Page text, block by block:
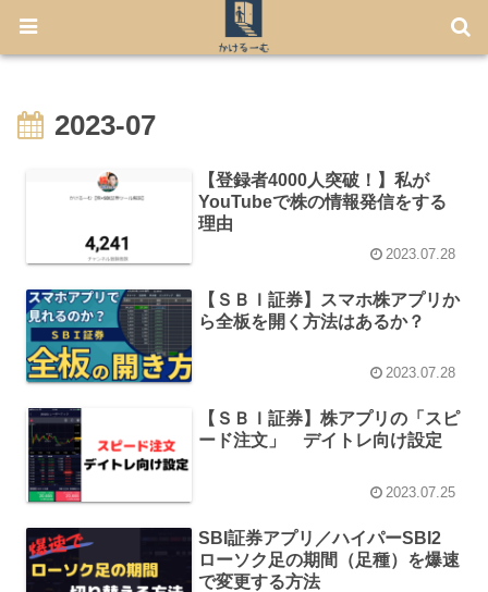
【7月から免許不要に！】電動キックボード「LUUP」の始め方
2023-07
【登録者4000人突破！】私が
YouTubeで株の情報発信をする
理由
2023.07.28
【ＳＢＩ証券】スマホ株アプリか
ら全板を開く方法はあるか？
2023.07.28
【ＳＢＩ証券】株アプリの「スピ
ード注文」 デイトレ向け設定
2023.07.25
SBI証券アプリ／ハイパーSBI2
ローソク足の期間（足種）を爆速
で変更する方法